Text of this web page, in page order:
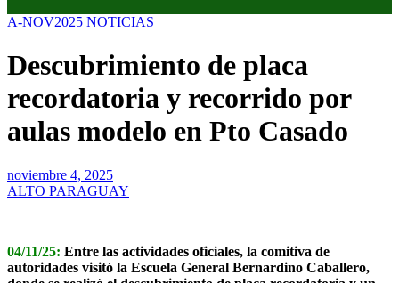
A-NOV2025 NOTICIAS
Descubrimiento de placa
recordatoria y recorrido por
aulas modelo en Pto Casado
noviembre 4, 2025
ALTO PARAGUAY
04/11/25: Entre las actividades oficiales, la comitiva de
autoridades visitó la Escuela General Bernardino Caballero,